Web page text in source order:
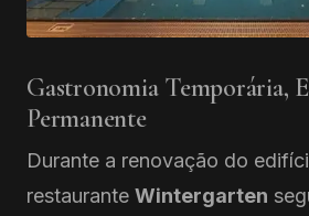
Gastronomia Temporária,
Permanente
Durante a renovação do
restaurante Wintergarten